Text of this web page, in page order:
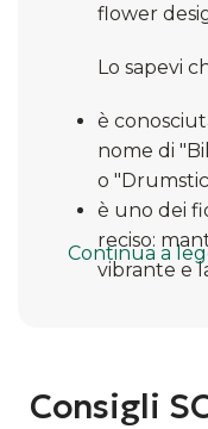
flower
Lo sapevi
è
nome di
o
è uno dei
reciso:
vibrante e
individuali
è una
Continua a
Consigli